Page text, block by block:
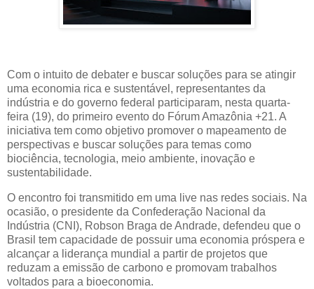
Com o intuito de debater e buscar soluções para se atingir
uma economia rica e sustentável, representantes da
indústria e do governo federal participaram, nesta quarta-
feira (19), do primeiro evento do Fórum Amazônia +21. A
iniciativa tem como objetivo promover o mapeamento de
perspectivas e buscar soluções para temas como
biociência, tecnologia, meio ambiente, inovação e
sustentabilidade.
O encontro foi transmitido em uma live nas redes sociais. Na
ocasião, o presidente da Confederação Nacional da
Indústria (CNI), Robson Braga de Andrade, defendeu que o
Brasil tem capacidade de possuir uma economia próspera e
alcançar a liderança mundial a partir de projetos que
reduzam a emissão de carbono e promovam trabalhos
voltados para a bioeconomia.